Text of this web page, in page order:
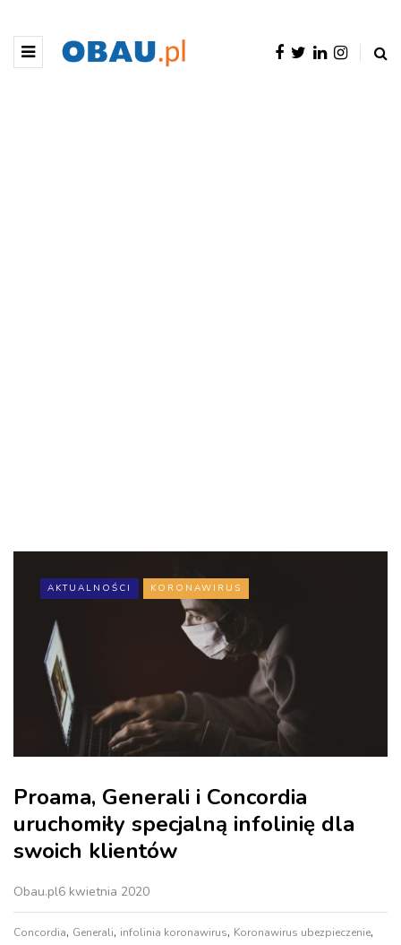
AKTUALNOŚCI KORONAWIRUS
Proama, Generali i Concordia
uruchomiły specjalną infolinię dla
swoich klientów
Obau.pl6 kwietnia 2020
Concordia, Generali, infolinia koronawirus, Koronawirus ubezpieczenie,